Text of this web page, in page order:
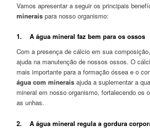
Vamos apresentar a seguir os principais
minerais para nosso organismo:
1. A água mineral faz bem para os ossos
Com a presença de cálcio em sua
ajuda na manutenção de nossos ossos. O
mais importante para a formação óssea e o
água com minerais ajuda a suplementar a
mineral em nosso organismo, fortalecendo os
as unhas.
2. A água mineral regula a gordura